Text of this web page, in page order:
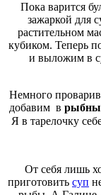
Пока варится
зажаркой для
растительном
кубиком. Теперь
и выложим в
Немного
добавим в
Я в тарелочку
От себя лишь
приготовить суп